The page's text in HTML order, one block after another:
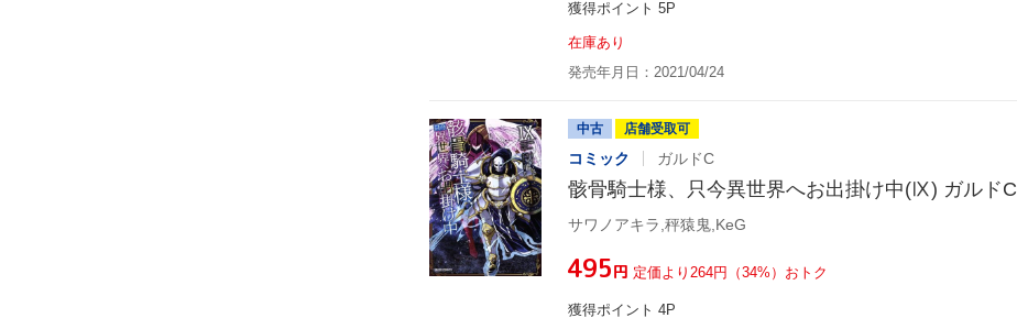
獲得ポイント 5P
在庫あり
発売年月日：2021/04/24
中古 店舗受取可
コミック ガルドC
骸骨騎士様、只今異世界へお出掛け中(Ⅸ) ガルドC
サワノアキラ,秤猿鬼,KeG
¥495円 定価より264円（34%）おトク
獲得ポイント 4P